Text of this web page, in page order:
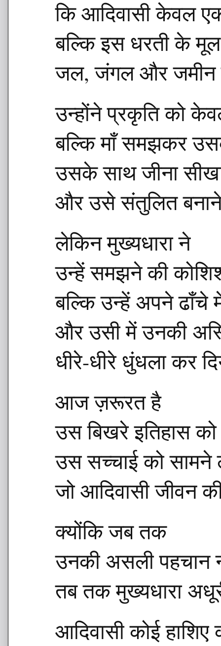
कि आदिवासी केवल
बल्कि इस धरती के
जल, जंगल और जमीन
उन्होंने प्रकृति को
बल्कि माँ समझकर
उसके साथ जीना
और उसे संतुलित बनाने
लेकिन मुख्यधारा ने
उन्हें समझने की
बल्कि उन्हें अपने
और उसी में उनकी
धीरे-धीरे धुंधला कर
आज ज़रूरत है
उस बिखरे इतिहास
उस सच्चाई को सामने
जो आदिवासी जीवन
क्योंकि जब तक
उनकी असली पहचान
तब तक मुख्यधारा
आदिवासी कोई हाशिए